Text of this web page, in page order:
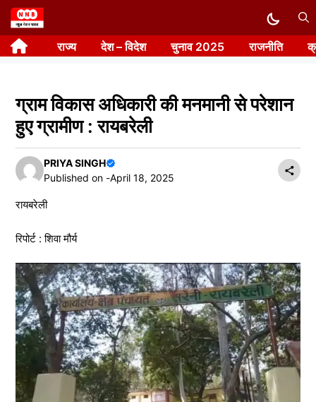
Skip
to
content राज्य देश – विदेश चुनाव 2025 राजनीति
ग्राम विकास अधिकारी की मनमानी से परेशान
हुए ग्रामीण : रायबरेली
PRIYA SINGH
Published on -April 18, 2025
रायबरेली
रिपोर्ट : शिवा मौर्य